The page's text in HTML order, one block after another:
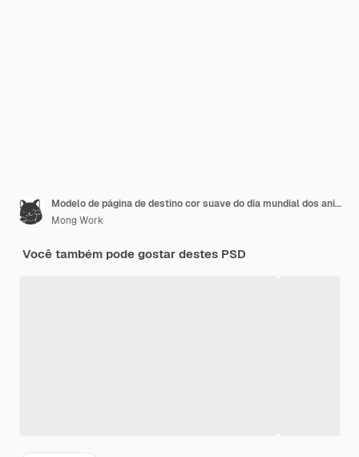
Modelo de página de destino cor suave do dia mundial dos animais
Mong Work
Você também pode gostar destes PSD